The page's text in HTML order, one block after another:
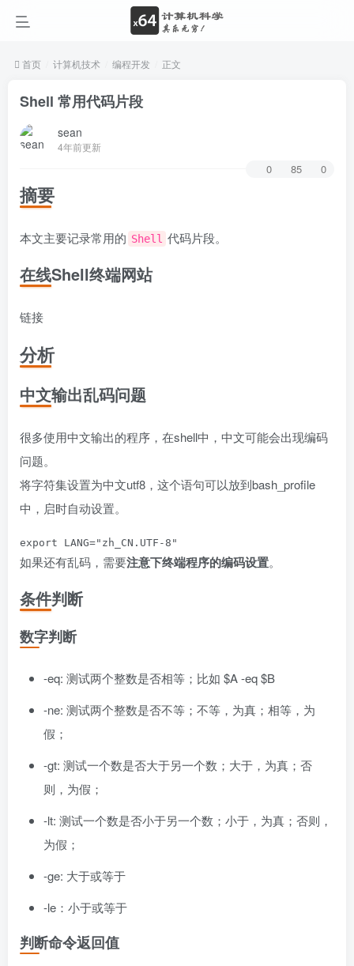
首页 计算机技术 编程开发 正文
Shell 常用代码片段
sean
4年前更新
0 85 0
摘要
本文主要记录常用的 Shell 代码片段。
在线Shell终端网站
链接
分析
中文输出乱码问题
很多使用中文输出的程序，在shell中，中文可能会出现编码
问题。
将字符集设置为中文utf8，这个语句可以放到bash_profile
中，启时自动设置。
如果还有乱码，需要注意下终端程序的编码设置。
条件判断
数字判断
-eq: 测试两个整数是否相等；比如 $A -eq $B
-ne: 测试两个整数是否不等；不等，为真；相等，为
假；
-gt: 测试一个数是否大于另一个数；大于，为真；否
则，为假；
-lt: 测试一个数是否小于另一个数；小于，为真；否则，
为假；
-ge: 大于或等于
-le：小于或等于
判断命令返回值